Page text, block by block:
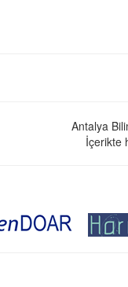
Antalya
İçerikte